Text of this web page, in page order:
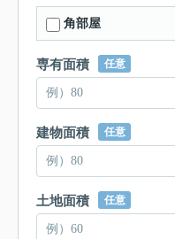
角部屋
専有面積 任意
建物面積 任意
土地面積 任意